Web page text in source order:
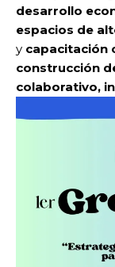
desarrollo
espacios de
y capacitación
construcción
colaborativo,